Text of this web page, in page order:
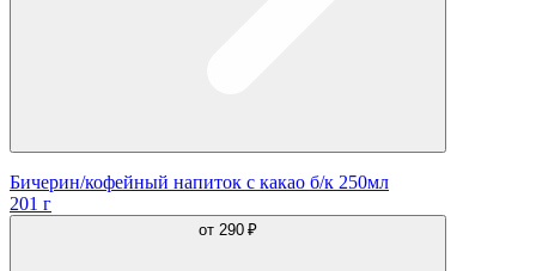
Бичерин/кофейный напиток с какао б/к 250мл
201 г
от 290 ₽